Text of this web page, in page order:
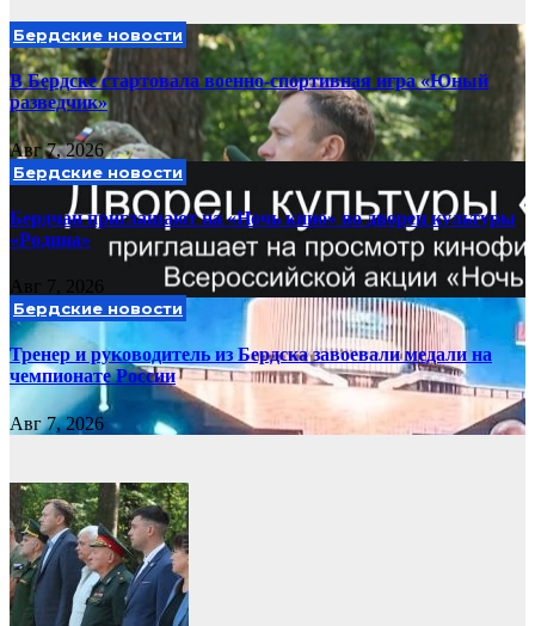
Бердские новости
В Бердске стартовала военно-спортивная игра «Юный
разведчик»
Авг 7, 2026
Бердские новости
Бердчан приглашают на «Ночь кино» во дворец культуры
«Родина»
Авг 7, 2026
Бердские новости
Тренер и руководитель из Бердска завоевали медали на
чемпионате России
Авг 7, 2026